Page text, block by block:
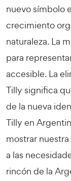
nuevo símbolo
crecimiento
naturaleza. La
para
accesible. La
Tilly significa
de la nueva
Tilly en
mostrar
a las
rincón de la